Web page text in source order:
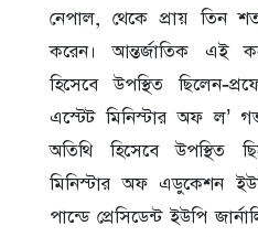
নেপাল, থেকে প্রায় তিন
করেন। আন্তর্জাতিক এই
হিসেবে উপস্থিত ছিলেন-
এস্টেট মিনিস্টার অফ ল’
অতিথি হিসেবে উপস্থিত
মিনিস্টার অফ এডুকেশন
পান্ডে প্রেসিডেন্ট ইউপি